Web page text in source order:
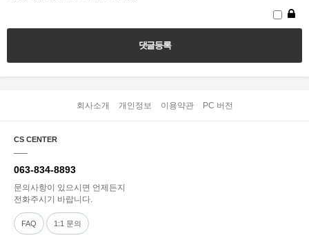
회사소개 개인정보 이용약관 PC 버전
CS CENTER
063-834-8893
문의사항이 있으시면 언제든지
전화주시기 바랍니다.
FAQ 1:1 문의